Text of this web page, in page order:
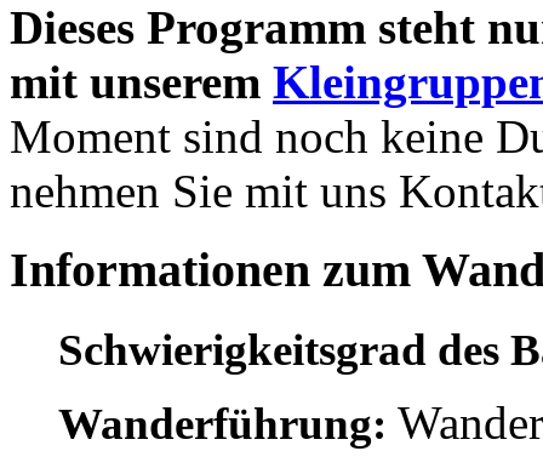
Dieses Programm steht
mit unserem
Moment sind noch keine
nehmen Sie mit uns
Informationen zum
Schwierigkeitsgrad des
Wanderführung: